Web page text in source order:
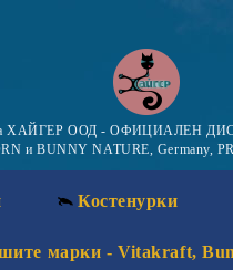
на ХАЙГЕР ООД - ОФИЦИАЛЕН
и BUNNY NATURE, Germany,
Костенурки
марки - Vitakraft,